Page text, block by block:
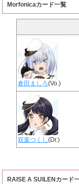
Morfonicaカード一覧
倉田ましろ(Vo.)
双葉つくし(Dr.)
RAISE A SUILENカード